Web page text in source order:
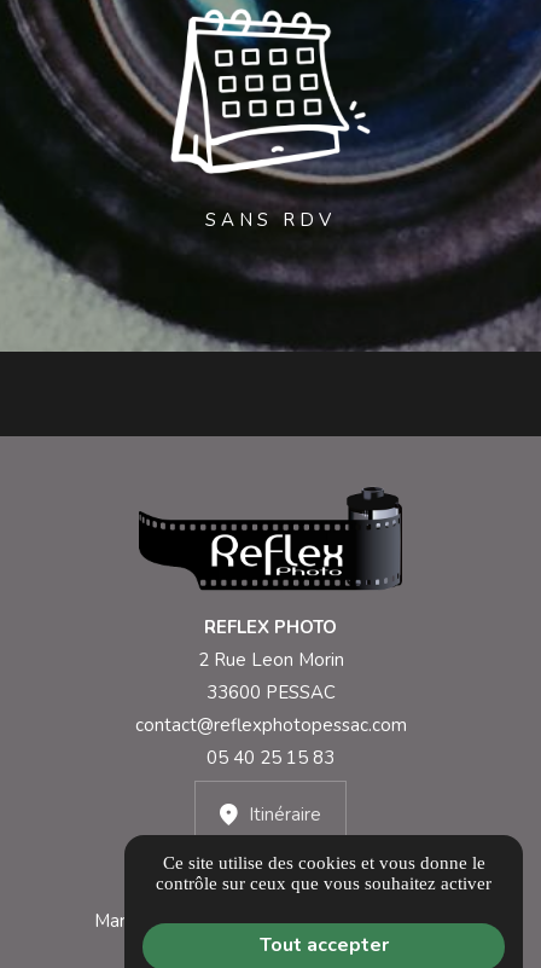
SANS RDV
REFLEX PHOTO
2 Rue Leon Morin
33600 PESSAC
contact@reflexphotopessac.com
05 40 25 15 83
Itinéraire
Lundi 10h-12h30 et 14h30-19h
Mardi au vendredi 9h-12h30 et 14h30-19h
Samedi 9h30-12h30 et 14h30-18h
Ce site utilise des cookies et vous donne le
contrôle sur ceux que vous souhaitez activer
Tout accepter